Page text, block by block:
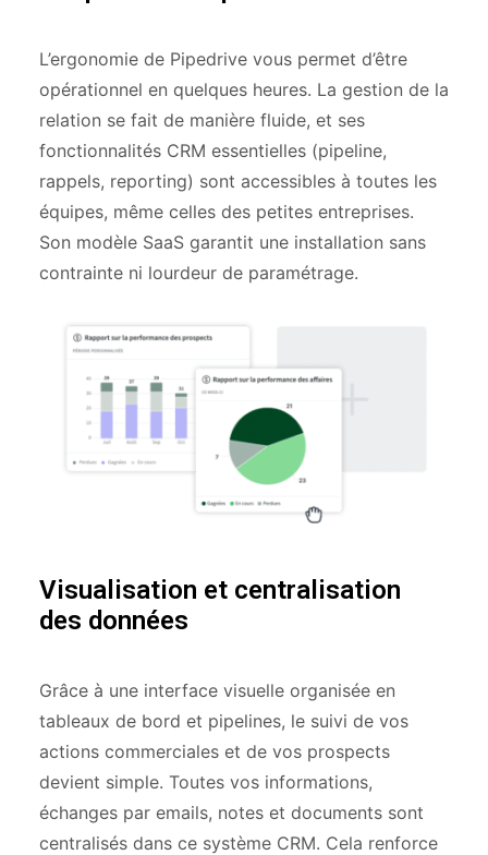
L’ergonomie de Pipedrive vous permet d’être
opérationnel en quelques heures. La gestion de la
relation se fait de manière fluide, et ses
fonctionnalités CRM essentielles (pipeline,
rappels, reporting) sont accessibles à toutes les
équipes, même celles des petites entreprises.
Son modèle SaaS garantit une installation sans
contrainte ni lourdeur de paramétrage.
Visualisation et centralisation
des données
Grâce à une interface visuelle organisée en
tableaux de bord et pipelines, le suivi de vos
actions commerciales et de vos prospects
devient simple. Toutes vos informations,
échanges par emails, notes et documents sont
centralisés dans ce système CRM. Cela renforce